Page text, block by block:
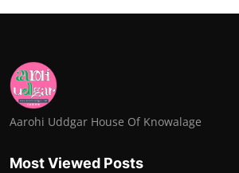
Aarohi Uddgar House Of Knowalage
Most Viewed Posts